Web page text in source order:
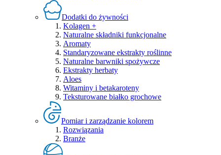
Dodatki do żywności
Kolagen +
Naturalne składniki funkcjonalne
Aromaty
Standaryzowane ekstrakty roślinne
Naturalne barwniki spożywcze
Ekstrakty herbaty
Aloes
Witaminy i betakaroteny
Teksturowane białko grochowe
Pomiar i zarządzanie kolorem
Rozwiązania
Branże